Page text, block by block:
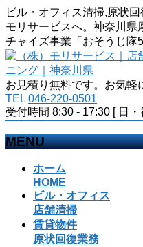
ビル・オフィス清掃,原状
モリサービスへ。神奈川県
チャイズ事業「おそうじ隊
お見積り無料です。お気軽
TEL 046-220-0501
受付時間 8:30 - 17:30 [ 日・
MENU
ホーム
HOME
ビル・オフィス
店舗清掃
賃貸物件
原状回復業務